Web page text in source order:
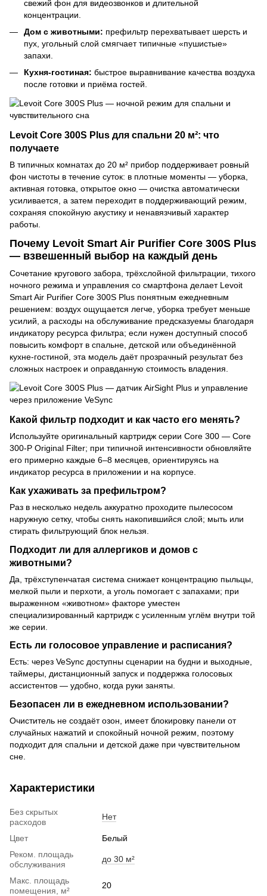
свежий фон для видеозвонков и длительной
концентрации.
Дом с животными: префильтр перехватывает шерсть и
пух, угольный слой смягчает типичные «пушистые»
запахи.
Кухня-гостиная: быстрое выравнивание качества воздуха
после готовки и приёма гостей.
Levoit Core 300S Plus для спальни 20 м²: что
получаете
В типичных комнатах до 20 м² прибор поддерживает ровный
фон чистоты в течение суток: в плотные моменты — уборка,
активная готовка, открытое окно — очистка автоматически
усиливается, а затем переходит в поддерживающий режим,
сохраняя спокойную акустику и ненавязчивый характер
работы.
Почему Levoit Smart Air Purifier Core 300S Plus
— взвешенный выбор на каждый день
Сочетание кругового забора, трёхслойной фильтрации, тихого
ночного режима и управления со смартфона делает Levoit
Smart Air Purifier Core 300S Plus понятным ежедневным
решением: воздух ощущается легче, уборка требует меньше
усилий, а расходы на обслуживание предсказуемы благодаря
индикатору ресурса фильтра; если нужен доступный способ
повысить комфорт в спальне, детской или объединённой
кухне-гостиной, эта модель даёт прозрачный результат без
сложных настроек и оправданную стоимость владения.
Какой фильтр подходит и как часто его менять?
Используйте оригинальный картридж серии Core 300 — Core
300-P Original Filter; при типичной интенсивности обновляйте
его примерно каждые 6–8 месяцев, ориентируясь на
индикатор ресурса в приложении и на корпусе.
Как ухаживать за префильтром?
Раз в несколько недель аккуратно проходите пылесосом
наружную сетку, чтобы снять накопившийся слой; мыть или
стирать фильтрующий блок нельзя.
Подходит ли для аллергиков и домов с
животными?
Да, трёхступенчатая система снижает концентрацию пыльцы,
мелкой пыли и перхоти, а уголь помогает с запахами; при
выраженном «животном» факторе уместен
специализированный картридж с усиленным углём внутри той
же серии.
Есть ли голосовое управление и расписания?
Есть: через VeSync доступны сценарии на будни и выходные,
таймеры, дистанционный запуск и поддержка голосовых
ассистентов — удобно, когда руки заняты.
Безопасен ли в ежедневном использовании?
Очиститель не создаёт озон, имеет блокировку панели от
случайных нажатий и спокойный ночной режим, поэтому
подходит для спальни и детской даже при чувствительном
сне.
Характеристики
Без скрытых
расходов
Нет
Цвет
Белый
Реком. площадь
обслуживания
до 30 м²
Макс. площадь
помещения, м²
20